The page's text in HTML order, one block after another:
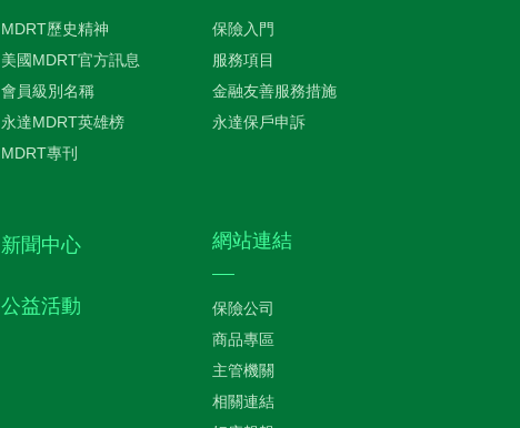
MDRT歷史精神
美國MDRT官方訊息
會員級別名稱
永達MDRT英雄榜
MDRT專刊
新聞中心
公益活動
保險入門
服務項目
金融友善服務措施
永達保戶申訴
網站連結
保險公司
商品專區
主管機關
相關連結